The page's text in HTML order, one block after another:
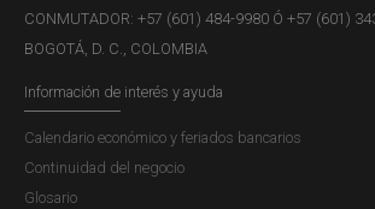
depósitos a la vista, cédulas
sector real).
En esta nueva versión se homogenizó la
“Principales Indicadores Económicos”
1920 y los primeros años de la década
CONMUTADOR: +57 (601) 484-9980 Ó +57 (601)
BOGOTÁ, D. C., COLOMBIA
Información de interés y ayuda
Calendario económico y feriados bancarios
Continuidad del negocio
Glosario